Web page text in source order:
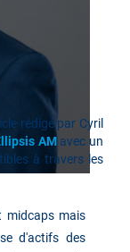
rédigé par Cyril
AM avec un
à travers les
midcaps mais
d'actifs des